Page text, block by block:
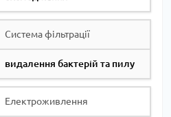
Система фільтрації
видалення бактерій та пилу
Електроживлення